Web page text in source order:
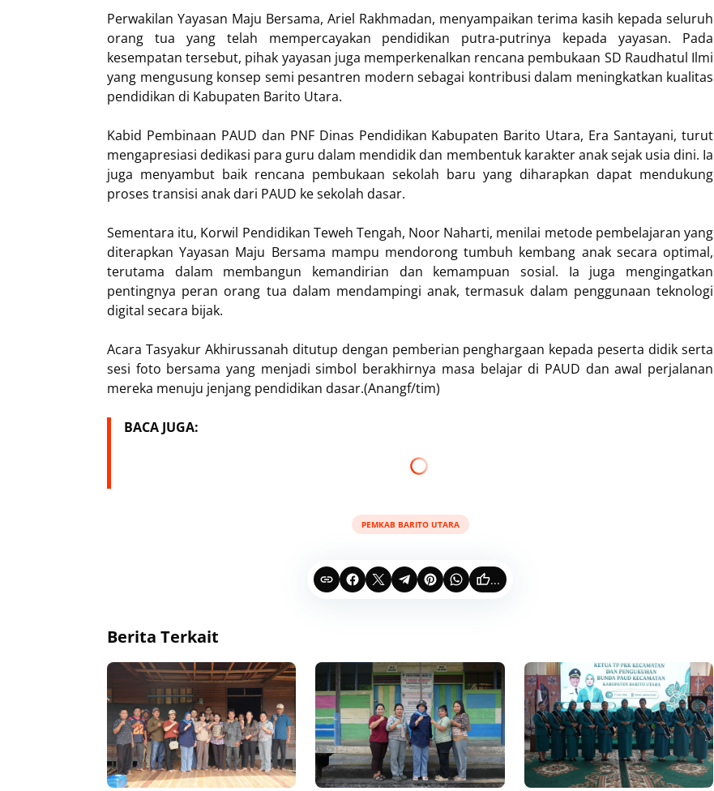
Perwakilan Yayasan Maju Bersama, Ariel Rakhmadan, menyampaikan terima kasih kepada seluruh
orang tua yang telah mempercayakan pendidikan putra-putrinya kepada yayasan. Pada
kesempatan tersebut, pihak yayasan juga memperkenalkan rencana pembukaan SD Raudhatul Ilmi
yang mengusung konsep semi pesantren modern sebagai kontribusi dalam meningkatkan kualitas
pendidikan di Kabupaten Barito Utara.
Kabid Pembinaan PAUD dan PNF Dinas Pendidikan Kabupaten Barito Utara, Era Santayani, turut
mengapresiasi dedikasi para guru dalam mendidik dan membentuk karakter anak sejak usia dini. Ia
juga menyambut baik rencana pembukaan sekolah baru yang diharapkan dapat mendukung
proses transisi anak dari PAUD ke sekolah dasar.
Sementara itu, Korwil Pendidikan Teweh Tengah, Noor Naharti, menilai metode pembelajaran yang
diterapkan Yayasan Maju Bersama mampu mendorong tumbuh kembang anak secara optimal,
terutama dalam membangun kemandirian dan kemampuan sosial. Ia juga mengingatkan
pentingnya peran orang tua dalam mendampingi anak, termasuk dalam penggunaan teknologi
digital secara bijak.
Acara Tasyakur Akhirussanah ditutup dengan pemberian penghargaan kepada peserta didik serta
sesi foto bersama yang menjadi simbol berakhirnya masa belajar di PAUD dan awal perjalanan
mereka menuju jenjang pendidikan dasar.(Anangf/tim)
BACA JUGA:
PEMKAB BARITO UTARA
...
Berita Terkait